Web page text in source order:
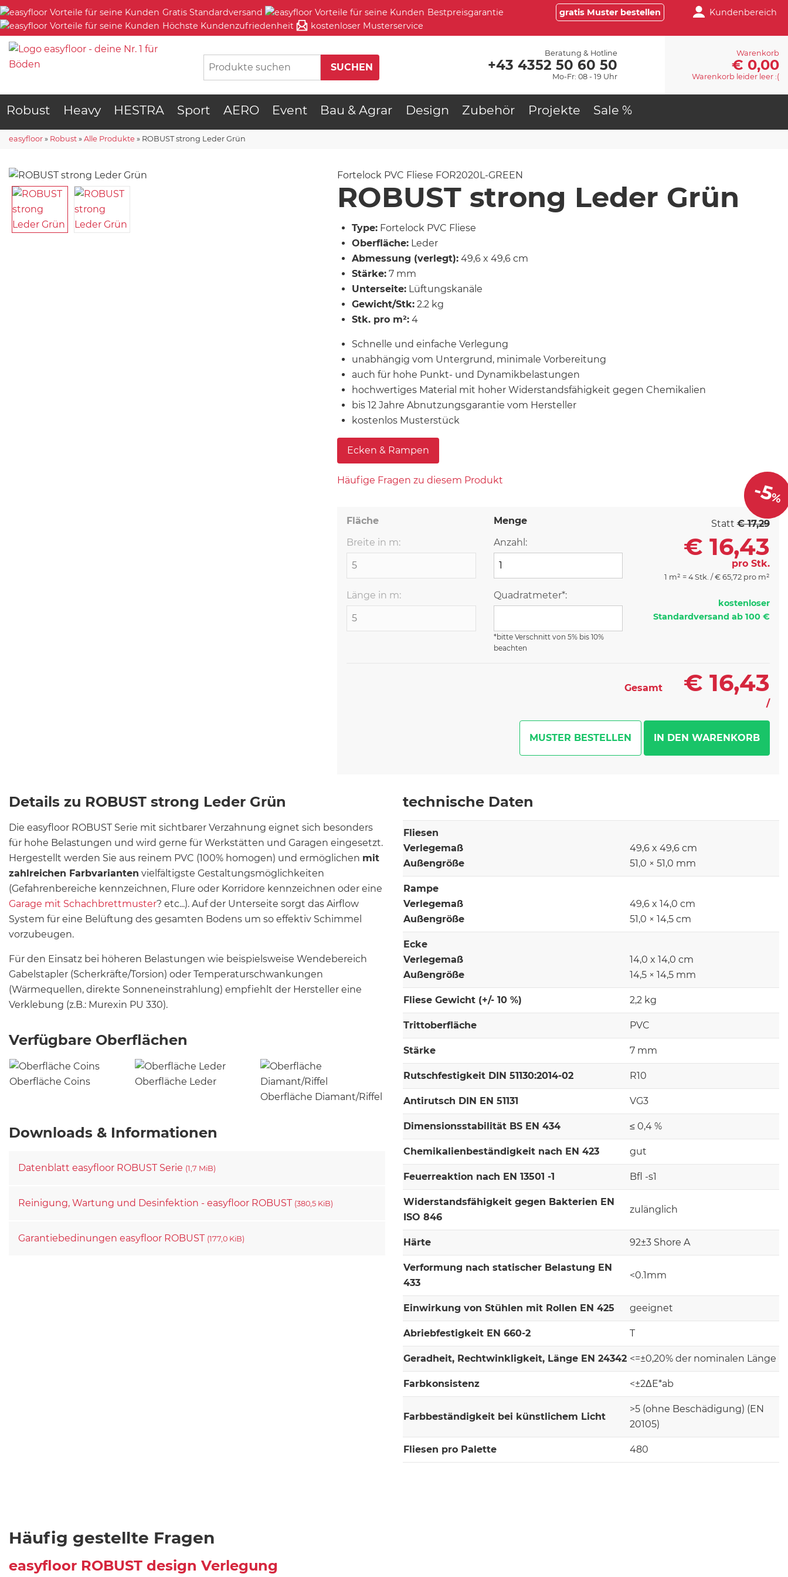
Gratis Standardversand
Bestpreisgarantie
Höchste Kundenzufriedenheit
kostenloser Musterservice
gratis Muster bestellen Kundenbereich
Beratung & Hotline
+43 4352 50 60 50
Mo-Fr: 08 - 19 Uhr
Warenkorb
€ 0,00
Warenkorb leider leer :(
Robust Heavy HESTRA Sport AERO Event Bau & Agrar Design Zubehör Projekte Sale %
easyfloor » Robust » Alle Produkte » ROBUST strong Leder Grün
Fortelock PVC Fliese FOR2020L-GREEN
ROBUST strong Leder Grün
Type: Fortelock PVC Fliese
Oberfläche: Leder
Abmessung (verlegt): 49,6 x 49,6 cm
Stärke: 7 mm
Unterseite: Lüftungskanäle
Gewicht/Stk: 2.2 kg
Stk. pro m²: 4
Schnelle und einfache Verlegung
unabhängig vom Untergrund, minimale Vorbereitung
auch für hohe Punkt- und Dynamikbelastungen
hochwertiges Material mit hoher Widerstandsfähigkeit gegen Chemikalien
bis 12 Jahre Abnutzungsgarantie vom Hersteller
kostenlos Musterstück
Ecken & Rampen
Häufige Fragen zu diesem Produkt
Fläche
Breite in m:
Länge in m:
Menge
Anzahl:
Quadratmeter*:
*bitte Verschnitt von 5% bis 10%
beachten
-5%
Statt€ 17,29
€ 16,43
pro Stk.
1 m² = 4 Stk. / €65,72 pro m²
kostenloser
Standardversand ab 100 €
Gesamt € 16,43
/
MUSTER BESTELLEN
Details zu ROBUST strong Leder Grün
Die easyfloor ROBUST Serie mit sichtbarer Verzahnung eignet sich besonders
für hohe Belastungen und wird gerne für Werkstätten und Garagen eingesetzt.
Hergestellt werden Sie aus reinem PVC (100% homogen) und ermöglichen mit
zahlreichen Farbvarianten vielfältigste Gestaltungsmöglichkeiten
(Gefahrenbereiche kennzeichnen, Flure oder Korridore kennzeichnen oder eine
Garage mit Schachbrettmuster? etc...). Auf der Unterseite sorgt das Airflow
System für eine Belüftung des gesamten Bodens um so effektiv Schimmel
vorzubeugen.
Für den Einsatz bei höheren Belastungen wie beispielsweise Wendebereich
Gabelstapler (Scherkräfte/Torsion) oder Temperaturschwankungen
(Wärmequellen, direkte Sonneneinstrahlung) empfiehlt der Hersteller eine
Verklebung (z.B.: Murexin PU 330).
Verfügbare Oberflächen
Oberfläche Coins
Oberfläche Leder
Oberfläche Diamant/Riffel
Downloads & Informationen
Datenblatt easyfloor ROBUST Serie (1,7 MiB)
Reinigung, Wartung und Desinfektion - easyfloor ROBUST (380,5 KiB)
Garantiebedinungen easyfloor ROBUST (177,0 KiB)
technische Daten
Fliesen
Verlegemaß
Außengröße
49,6 x 49,6 cm
51,0 × 51,0 mm
Rampe
Verlegemaß
Außengröße
49,6 x 14,0 cm
51,0 × 14,5 cm
Ecke
Verlegemaß
Außengröße
14,0 x 14,0 cm
14,5 × 14,5 mm
Fliese Gewicht (+/- 10 %) 2,2 kg
Trittoberfläche PVC
Stärke 7 mm
Rutschfestigkeit DIN 51130:2014-02 R10
Antirutsch DIN EN 51131 VG3
Dimensionsstabilität BS EN 434 ≤ 0,4 %
Chemikalienbeständigkeit nach EN 423 gut
Feuerreaktion nach EN 13501 -1 Bfl -s1
Widerstandsfähigkeit gegen Bakterien EN
ISO 846
zulänglich
Härte 92±3 Shore A
Verformung nach statischer Belastung EN
433
<0.1mm
Einwirkung von Stühlen mit Rollen EN 425 geeignet
Abriebfestigkeit EN 660-2 T
Geradheit, Rechtwinkligkeit, Länge EN 24342 <=±0,20% der nominalen Länge
Farbkonsistenz <±2ΔE*ab
Farbbeständigkeit bei künstlichem Licht
>5 (ohne Beschädigung) (EN
20105)
Fliesen pro Palette 480
Häufig gestellte Fragen
easyfloor ROBUST design Verlegung